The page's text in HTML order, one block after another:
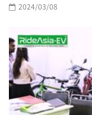
2024/03/08